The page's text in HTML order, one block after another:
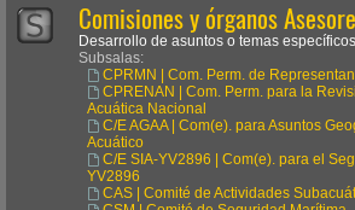
Comisiones y órganos
Desarrollo de asuntos o temas
Subsalas:
CPRMN | Com. Perm. de
CPRENAN | Com. Perm. para la
Acuática Nacional
C/E AGAA | Com(e). para Asuntos
Acuático
C/E SIA-YV2896 | Com(e). para el
YV2896
CAS | Comité de Actividades